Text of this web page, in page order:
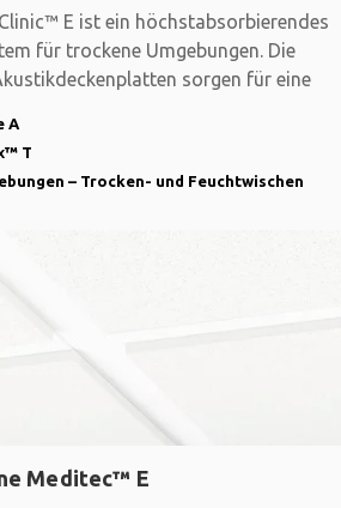
E ist ein höchstabsorbierendes
für trockene Umgebungen. Die
sorgen für eine
A
T
– Trocken- und Feuchtwischen
Meditec™ E